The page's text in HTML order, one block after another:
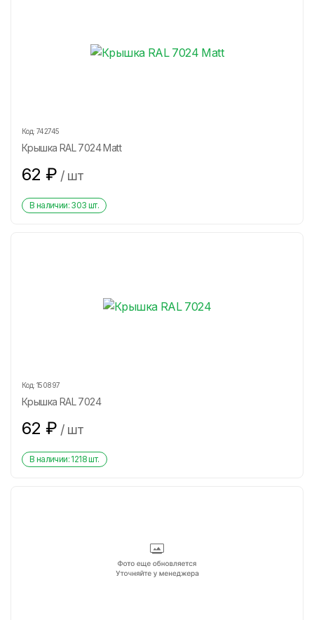
Код: 742745
Крышка RAL 7024 Matt
62 ₽ / шт
В наличии: 303 шт.
Код: 150897
Крышка RAL 7024
62 ₽ / шт
В наличии: 1218шт.